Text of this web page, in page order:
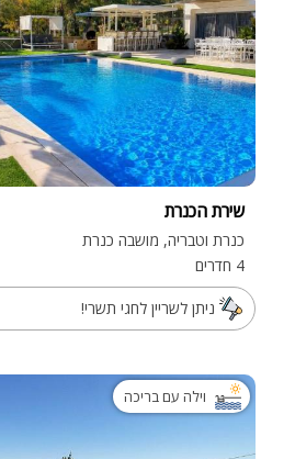
שירת הכנרת
כנרת וטבריה, מושבה כנרת
4 חדרים
ניתן לשריין לחגי תשרי!
וילה עם בריכה